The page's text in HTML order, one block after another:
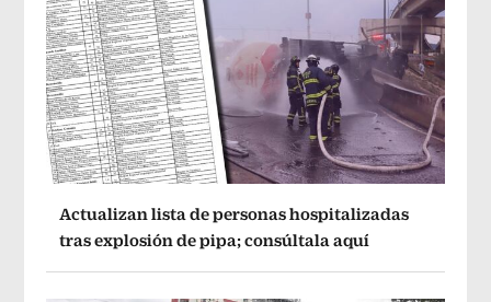
Actualizan lista de personas hospitalizadas
tras explosión de pipa; consúltala aquí